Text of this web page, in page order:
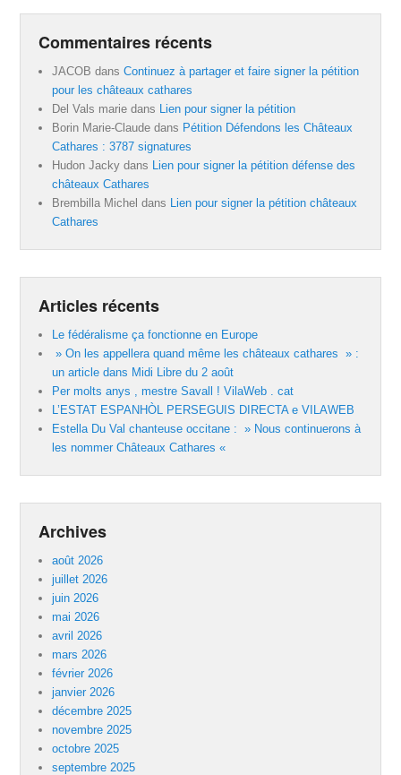
Commentaires récents
JACOB dansContinuez à partager et faire signer la pétition
pour les châteaux cathares
Del Vals marie dans Lien pour signer la pétition
Borin Marie-Claude dans Pétition Défendons les Châteaux
Cathares : 3787 signatures
Hudon Jacky dans Lien pour signer la pétition défense des
châteaux Cathares
Brembilla Michel dans Lien pour signer la pétition châteaux
Cathares
Articles récents
Le fédéralisme ça fonctionne en Europe
» On les appellera quand même les châteaux cathares » :
un article dans Midi Libre du 2 août
Per molts anys , mestre Savall ! VilaWeb . cat
L’ESTAT ESPANHÒL PERSEGUIS DIRECTA e VILAWEB
Estella Du Val chanteuse occitane : » Nous continuerons à
les nommer Châteaux Cathares «
Archives
août 2026
juillet 2026
juin 2026
mai 2026
avril 2026
mars 2026
février 2026
janvier 2026
décembre 2025
novembre 2025
octobre 2025
septembre 2025